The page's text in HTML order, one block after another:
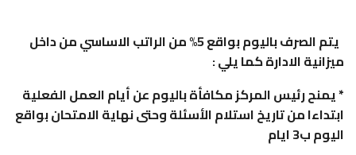
يتم الصرف باليوم بواقع 5% من الراتب الاساسي من داخل
ميزانية الادارة كما يلي :
* يمنح رئيس المركز مكافأة باليوم عن أيام العمل الفعلية
ابتداءا من تاريخ استلام الأسئلة وحتى نهاية الامتحان بواقع
اليوم ب3 ايام